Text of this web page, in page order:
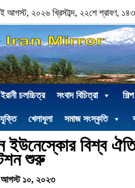
আগস্ট, ২০২৬ খ্রিস্টাব্দ, ২২শে শ্রাবণ, ১৪৩৩
ইরানী চলচ্চিত্র সংবাদ বিচিত্রা
খেলাধুলা সমাজ সংস্কৃতি
ইউনেস্কোর বিশ্ব
শুরু
আগস্ট ১০, ২০২৩